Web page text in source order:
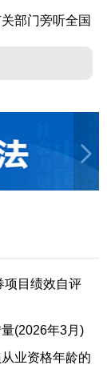
部门旁听全国
项目绩效自评
(2026年3月)
业资格年龄的